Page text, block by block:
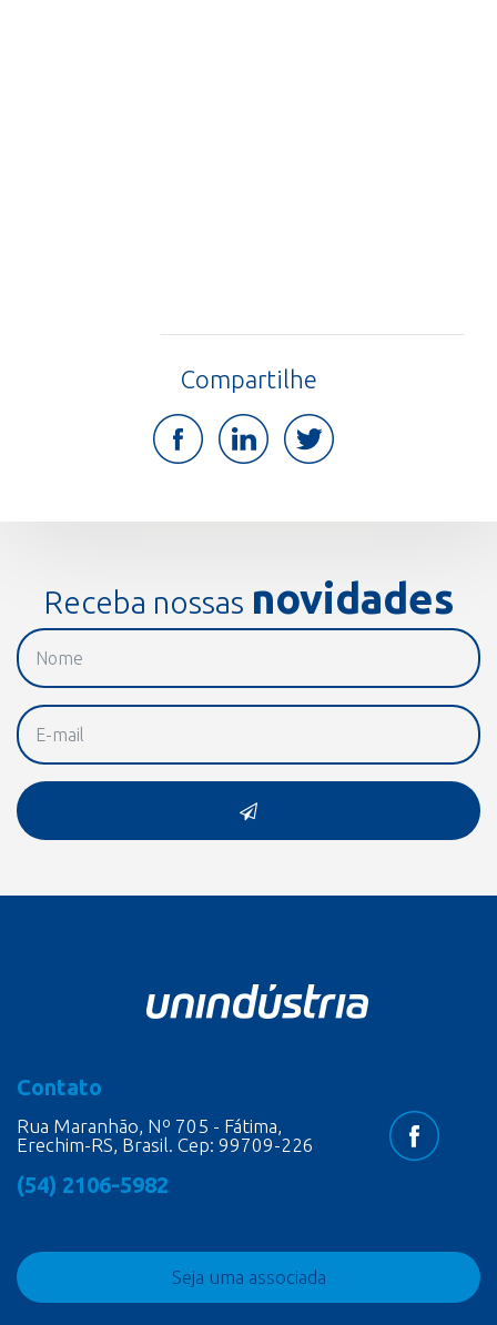
Compartilhe
Receba nossas novidades
Contato
Rua Maranhão, Nº 705 - Fátima,
Erechim-RS, Brasil. Cep: 99709-226
(54) 2106-5982
Seja uma associada